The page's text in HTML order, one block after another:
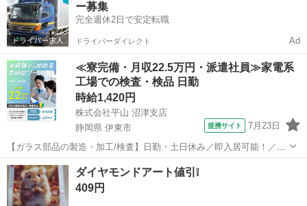
ー募集
完全週休2日で安定転職
ドライバーダイレクト Ad
≪寮完備・月収22.5万円・派遣社員≫家電系
工場での検査・検品 日勤
時給1,420円
株式会社平山 沼津支店
静岡県 伊東市
提携サイト 7月23日
【ガラス部品の製造・加工/検査】日勤・土日休み／即入居可能！／伊
豆でのんびりライフ♪ ガラス部品の製造・加工/検査 【株式会社平山で
の正社員採用（無期雇用派遣）となります】 「2人で同じ職場で働き
たい」 「仕事も休みも一...
静岡 伊東市 その他
ダイヤモンドアート値引❕
409円